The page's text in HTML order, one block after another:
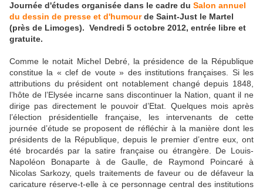
Journée d'études organisée dans le cadre du Salon annuel
du dessin de presse et d'humourde Saint-Just le Martel
(près de Limoges). Vendredi 5 octobre 2012, entrée libre et
gratuite.
Comme le notait Michel Debré, la présidence de la République
constitue la « clef de voute » des institutions françaises. Si les
attributions du président ont notablement changé depuis 1848,
l’hôte de l’Elysée incarne sans discontinuer la Nation, quant il ne
dirige pas directement le pouvoir d’Etat. Quelques mois après
l’élection présidentielle française, les intervenants de cette
journée d’étude se proposent de réfléchir à la manière dont les
présidents de la République, depuis le premier d’entre eux, ont
été brocardés par la satire française ou étrangère. De Louis-
Napoléon Bonaparte à de Gaulle, de Raymond Poincaré à
Nicolas Sarkozy, quels traitements de faveur ou de défaveur la
caricature réserve-t-elle à ce personnage central des institutions